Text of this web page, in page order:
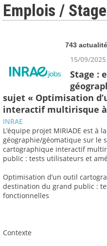
Emplois /
743
15/09/2025
Stage :
sujet « Optimisation
interactif multirisque à
INRAE
L’équipe projet MIRIADE est à
géographie/géomatique sur le
cartographique interactif
public : tests utilisateurs et
Optimisation d’un outil
destination du grand public :
fonctionnelles
Contexte